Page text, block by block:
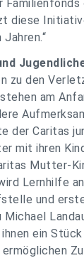
Familienfonds
diese
zu den
am
der Caritas
mit ihren
Mutter-
Lernhilfe
und
ein